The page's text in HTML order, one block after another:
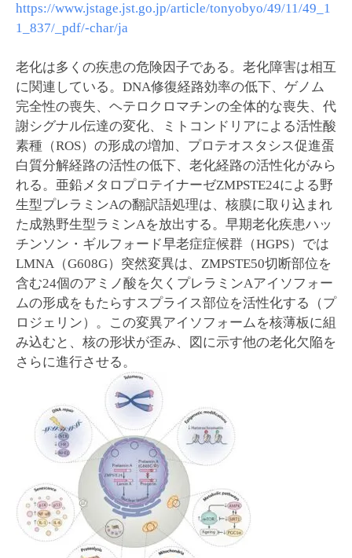
https://www.jstage.jst.go.jp/article/tonyobyo/49/11/49_1
1_837/_pdf/-char/ja
老化は多くの疾患の危険因子である。老化障害は相互
に関連している。DNA修復経路効率の低下、ゲノム
完全性の喪失、ヘテロクロマチンの全体的な喪失、代
謝シグナル伝達の変化、ミトコンドリアによる活性酸
素種（ROS）の形成の増加、プロテオスタシス促進蛋
白質分解経路の活性の低下、老化経路の活性化がみら
れる。亜鉛メタロプロテイナーゼZMPSTE24による野
生型プレラミンAの翻訳語処理は、核膜に取り込まれ
た成熟野生型ラミンAを放出する。早期老化疾患ハッ
チンソン・ギルフォード早老症症候群（HGPS）では
LMNA（G608G）突然変異は、ZMPSTE50切断部位を
含む24個のアミノ酸を欠くプレラミンAアイソフォー
ムの形成をもたらすスプライス部位を活性化する（プ
ロジェリン）。この変異アイソフォームを核薄板に組
み込むと、核の形状が歪み、図に示す他の老化欠陥を
さらに進行させる。